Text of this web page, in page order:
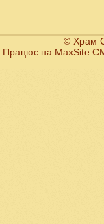
© Храм
Працює на MaxSite